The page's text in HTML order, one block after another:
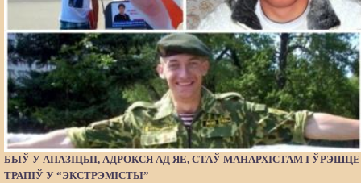
БЫЎ У АПАЗІЦЫІ, АДРОКСЯ АД ЯЕ, СТАЎ МАНАРХІСТАМ І ЎРЭШЦЕ
ТРАПІЎ У “ЭКСТРЭМІСТЫ”